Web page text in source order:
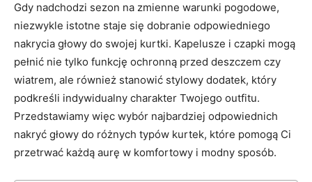
Gdy nadchodzi sezon na zmienne warunki ‌pogodowe,
niezwykle istotne⁤ staje się‍ dobranie odpowiedniego
nakrycia głowy do ‌swojej kurtki. Kapelusze i czapki mogą
pełnić nie tylko funkcję ochronną przed deszczem czy
wiatrem, ‌ale również⁢ stanowić stylowy dodatek, który
podkreśli ⁣indywidualny⁤ charakter Twojego ⁤outfitu.
Przedstawiamy więc ⁢wybór najbardziej odpowiednich
nakryć głowy do różnych typów kurtek, które pomogą​ Ci
przetrwać każdą aurę w‌ komfortowy i modny sposób.